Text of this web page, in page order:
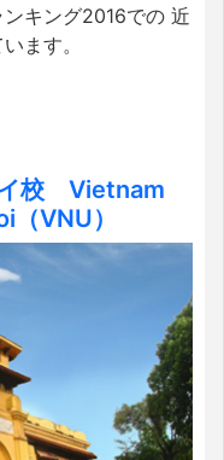
キング2016での 近
ます。
イ校 Vietnam
VNU）